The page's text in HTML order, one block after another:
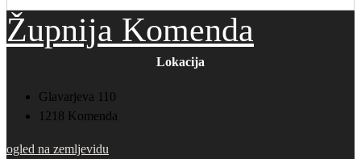
Župnija Komenda
Lokacija
Glavarjeva 110
1218 Komenda
ogled na zemljevidu